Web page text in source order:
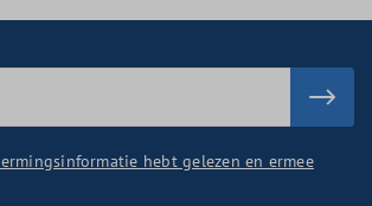
hebt gelezen en ermee